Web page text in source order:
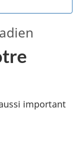
important